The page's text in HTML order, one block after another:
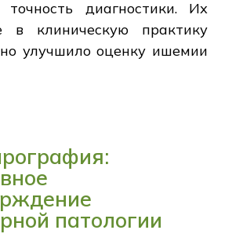
диагностики. Их
в клиническую практику
улучшило оценку ишемии
патологии